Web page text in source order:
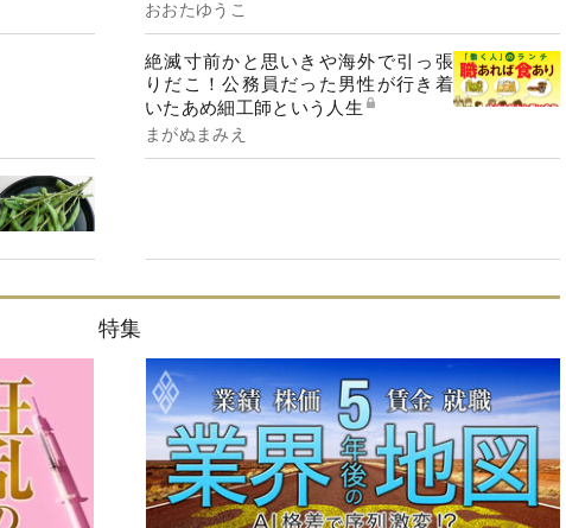
おおたゆうこ
絶滅寸前かと思いきや海外で引っ張
りだこ！公務員だった男性が行き着
いたあめ細工師という人生
まがぬまみえ
特集